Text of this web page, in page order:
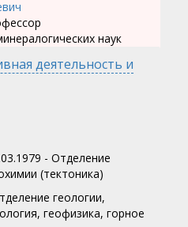
наук
деятельность и
- Отделение
(тектоника)
геологии,
геофизика, горное